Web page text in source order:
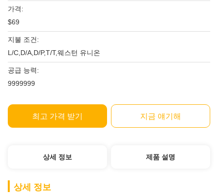
가격:
$69
지불 조건:
L/C,D/A,D/P,T/T,웨스턴 유니온
공급 능력:
9999999
최고 가격 받기 지금 얘기해
상세 정보 제품 설명
상세 정보